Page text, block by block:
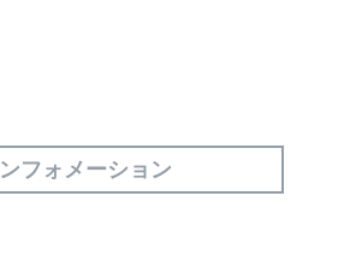
フォメーション